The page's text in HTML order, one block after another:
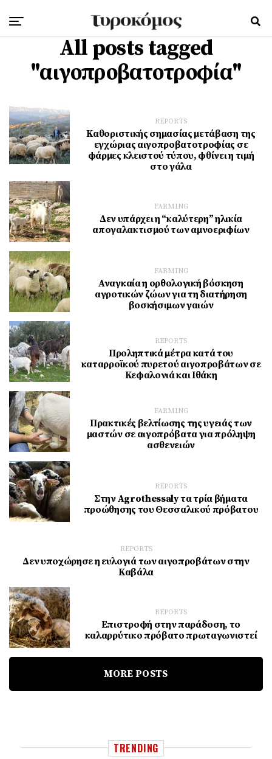
All posts tagged
"αιγοπροβατοτροφία"
REPORTS
Καθοριστικής σημασίας μετάβαση της
εγχώριας αιγοπροβατοτροφίας σε
φάρμες κλειστού τύπου, φθίνει η τιμή
στο γάλα
FARMING
Δεν υπάρχει η “καλύτερη” ηλικία
απογαλακτισμού των αμνοεριφίων
FARMING
Αναγκαία η ορθολογική βόσκηση
αγροτικών ζώων για τη διατήρηση
βοσκήσιμων γαιών
REPORTS
Προληπτικά μέτρα κατά του
καταρροϊκού πυρετού αιγοπροβάτων σε
Κεφαλονιά και Ιθάκη
FARMING
Πρακτικές βελτίωσης της υγειάς των
μαστών σε αιγοπρόβατα για πρόληψη
ασθενειών
REPORTS
Στην Agrothessaly τα τρία βήματα
προώθησης του Θεσσαλικού πρόβατου
REPORTS
Δεν υποχώρησε η ευλογιά των αιγοπροβάτων στην
Καβάλα
REPORTS
Επιστροφή στην παράδοση, το
καλαρρύτικο πρόβατο πρωταγωνιστεί
MORE POSTS
TRENDING